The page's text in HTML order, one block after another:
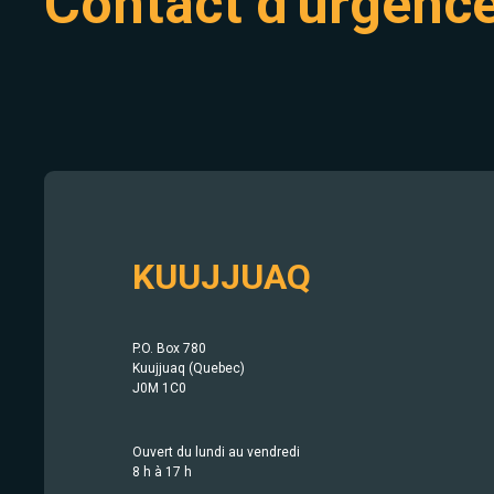
KUUJJUAQ
P.O. Box 780
Kuujjuaq (Quebec)
J0M 1C0
Ouvert du lundi au vendredi
8 h à 17 h